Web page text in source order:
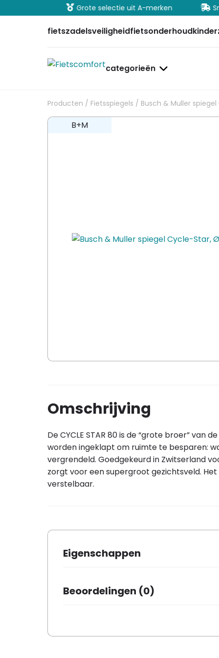
Grote selectie uit A-merken
fietszadelsveiligheidfietsonderhoud
categorieën
Producten / Fietsspiegels / Busch & Muller
B+M
Omschrijving
De CYCLE STAR 80 is de “grote broer” van
worden ingeklapt om ruimte te besparen:
vergrendeld. Goedgekeurd in Zwitserland
zorgt voor een supergroot gezichtsveld.
verstelbaar.
Eigenschappen
Kleur
Montage vast
✓
Beoordelingen (0)